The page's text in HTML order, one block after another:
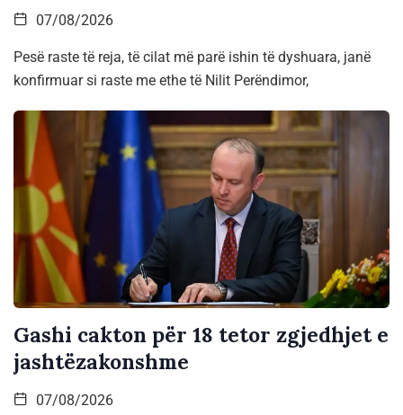
07/08/2026
Pesë raste të reja, të cilat më parë ishin të dyshuara, janë
konfirmuar si raste me ethe të Nilit Perëndimor,
Gashi cakton për 18 tetor zgjedhjet e
jashtëzakonshme
07/08/2026